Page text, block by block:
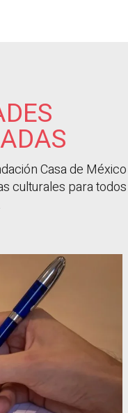
Casa de México
culturales para todos